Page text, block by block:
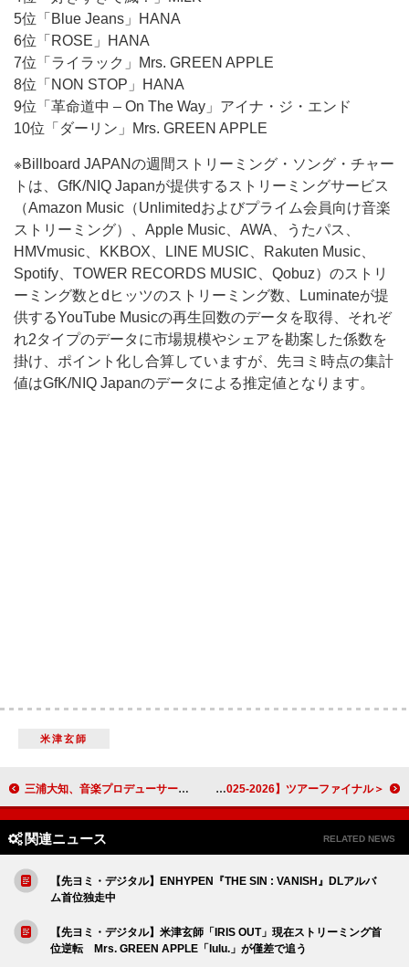
5位「Blue Jeans」HANA
6位「ROSE」HANA
7位「ライラック」Mrs. GREEN APPLE
8位「NON STOP」HANA
9位「革命道中 – On The Way」アイナ・ジ・エンド
10位「ダーリン」Mrs. GREEN APPLE
※Billboard JAPANの週間ストリーミング・ソング・チャー
トは、GfK/NIQ Japanが提供するストリーミングサービス
（Amazon Music（Unlimitedおよびプライム会員向け音楽
ストリーミング）、Apple Music、AWA、うたパス、
HMVmusic、KKBOX、LINE MUSIC、Rakuten Music、
Spotify、TOWER RECORDS MUSIC、Qobuz）のストリ
ーミング数とdヒッツのストリーミング数、Luminateが提
供するYouTube Musicの再生回数のデータを取得、それぞ
れ2タイプのデータに市場規模やシェアを勘案した係数を
掛け、ポイント化し合算していますが、先ヨミ時点の集計
値はGfK/NIQ Japanのデータによる推定値となります。
米津玄師
三浦大知、音楽プロデューサーUTAが手掛けてきた41曲＋新録曲のアルバム『Archive』発売決定 ＜ライブレポート＞Offo tokyo、ジャンルを越えて鳴らした“自由な音楽”の集大成――【Offo tokyo Live Tour 2025-2026】ツアーファイナル
関連ニュース RELATED NEWS
【先ヨミ・デジタル】ENHYPEN『THE SIN : VANISH』DLアルバ
ム首位独走中
【先ヨミ・デジタル】米津玄師「IRIS OUT」現在ストリーミング首
位逆転 Mrs. GREEN APPLE「lulu.」が僅差で追う